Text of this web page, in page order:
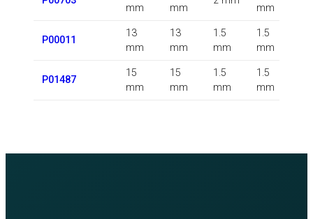
mm
mm
mm
P00011
13
mm
13
mm
1.5
mm
1.5
mm
P01487
15
mm
15
mm
1.5
mm
1.5
mm